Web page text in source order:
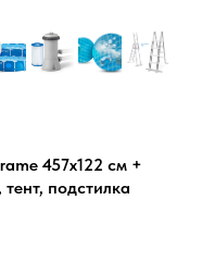
457x122 см +
подстилка